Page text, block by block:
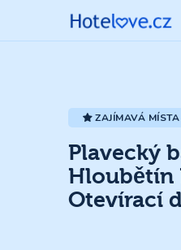
ZAJÍMAVÁ MÍSTA
Plavecký
Hloubětín
Otevírací